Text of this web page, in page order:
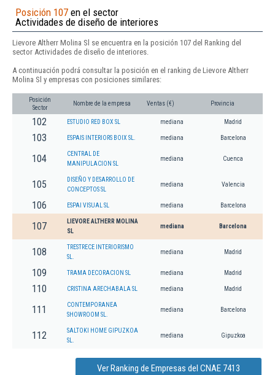
Posición 107 en el sector
Actividades de diseño de interiores
Lievore Altherr Molina Sl se encuentra en la posición 107 del Ranking del
sector Actividades de diseño de interiores.
A continuación podrá consultar la posición en el ranking de Lievore Altherr
Molina Sl y empresas con posiciones similares:
Posición
Sector
Nombre de la empresa Ventas (€) Provincia
102 ESTUDIO RED BOX SL mediana Madrid
103 ESPAIS INTERIORS BOIX SL. mediana Barcelona
104
CENTRAL DE
MANIPULACION SL
mediana Cuenca
105
DISEÑO Y DESARROLLO DE
CONCEPTOS SL
mediana Valencia
106 ESPAI VISUAL SL mediana Barcelona
107
LIEVORE ALTHERR MOLINA
SL
mediana Barcelona
108
TRESTRECE INTERIORISMO
SL.
mediana Madrid
109 TRAMA DECORACION SL mediana Madrid
110 CRISTINA ARECHABALA SL mediana Madrid
111
CONTEMPORANEA
SHOWROOM SL.
mediana Barcelona
112
SALTOKI HOME GIPUZKOA
SL.
mediana Gipuzkoa
Ver Ranking de Empresas del CNAE 7413